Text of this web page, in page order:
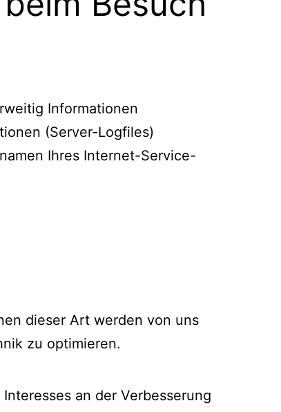
Informationen
(Server-Logfiles)
Ihres Internet-Service-
dieser Art werden von uns
zu optimieren.
an der Verbesserung